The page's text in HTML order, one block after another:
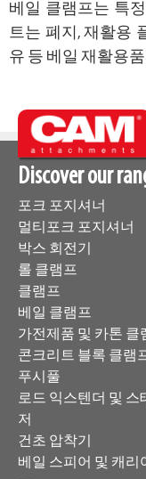
베일 클램프는 특
트는 폐지, 재활용
유 등 베일 재활용
Discover our
포크 포지셔너
멀티포크 포지셔너
박스 회전기
롤 클램프
클램프
베일 클램프
가전제품 및 카톤 클
콘크리트 블록 클램
푸시풀
로드 익스텐더 및 스
저
건초 압착기
베일 스피어 및 캐리